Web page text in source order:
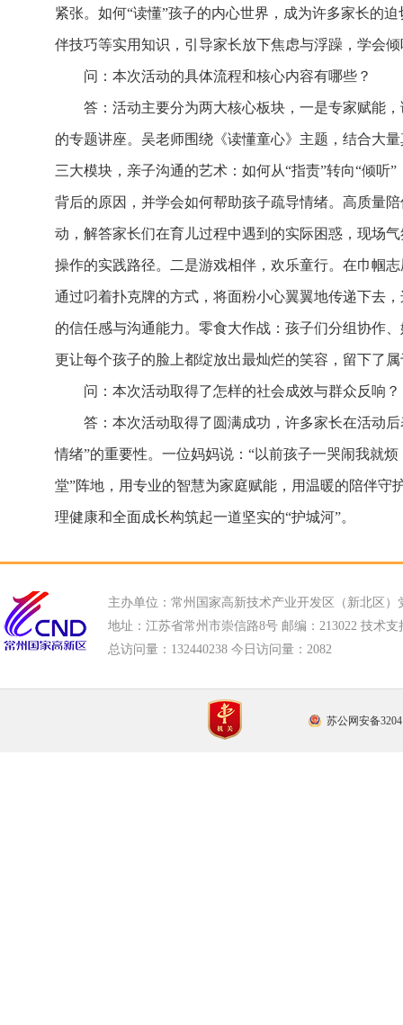
紧张。如何“读懂”孩子的内心世界，成为许多家长的
伴技巧等实用知识，引导家长放下焦虑与浮躁，学会
问：本次活动的具体流程和核心内容有哪些？
答：活动主要分为两大核心板块，一是专家赋能
的专题讲座。吴老师围绕《读懂童心》主题，结合大
三大模块，亲子沟通的艺术：如何从“指责”转向“倾
背后的原因，并学会如何帮助孩子疏导情绪。高质量
动，解答家长们在育儿过程中遇到的实际困惑，现场
操作的实践路径。二是游戏相伴，欢乐童行。在巾帼
通过叼着扑克牌的方式，将面粉小心翼翼地传递下去
的信任感与沟通能力。零食大作战：孩子们分组协作
更让每个孩子的脸上都绽放出最灿烂的笑容，留下了
问：本次活动取得了怎样的社会成效与群众反响？
答：本次活动取得了圆满成功，许多家长在活动
情绪”的重要性。一位妈妈说：“以前孩子一哭闹我就
堂”阵地，用专业的智慧为家庭赋能，用温暖的陪伴
理健康和全面成长构筑起一道坚实的“护城河”。
主办单位：常州国家高新技术产业开发区（新北区）
地址：江苏省常州市崇信路8号 邮编：213022 技术支
总访问量： 132440238 今日访问量： 2082
苏公网安备